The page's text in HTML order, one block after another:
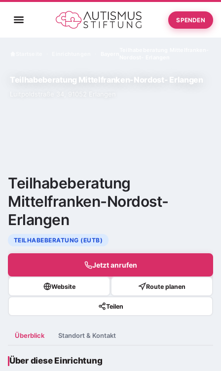
SPENDEN
Teilhabeberatung Mittelfranken-Nordost- Erlangen
Luitpoldstraße 34, 91052 Erlangen
Teilhabeberatung
Mittelfranken-Nordost-
Erlangen
TEILHABEBERATUNG (EUTB)
Jetzt anrufen
Website Route planen
Teilen
Überblick Standort & Kontakt
Über diese Einrichtung